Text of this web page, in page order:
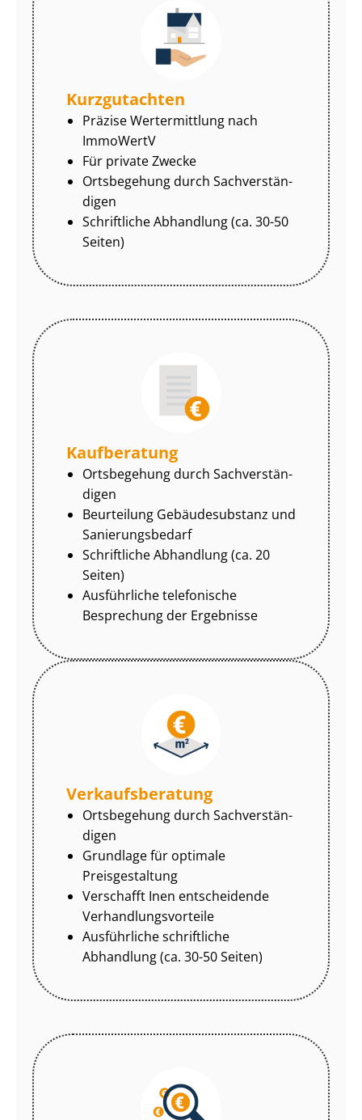
Kurzgutachten
Präzise Wertermittlung nach
ImmoWertV
Für private Zwecke
Ortsbegehung durch Sach­ver­stän­
di­gen
Schriftliche Abhandlung (ca. 30-50
Seiten)
Kaufberatung
Ortsbegehung durch Sach­ver­stän­
di­gen
Beurteilung Gebäudesubstanz und
Sa­nie­rungs­be­darf
Schriftliche Abhandlung (ca. 20
Seiten)
Ausführliche telefonische
Besprechung der Ergebnisse
Ver­kaufs­be­ra­tung
Ortsbegehung durch Sach­ver­stän­
di­gen
Grundlage für optimale
Preisgestaltung
Verschafft Inen entscheidende
Ver­hand­lungs­vor­tei­le
Ausführliche schriftliche
Abhandlung (ca. 30-50 Seiten)